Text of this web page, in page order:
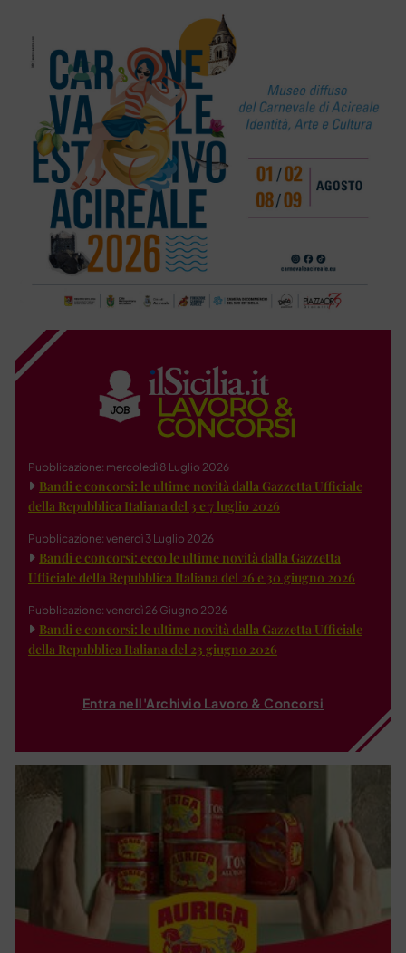
Pubblicazione: mercoledì 8 Luglio 2026
Bandi e concorsi: le ultime novità dalla Gazzetta Ufficiale
della Repubblica Italiana del 3 e 7 luglio 2026
Pubblicazione: venerdì 3 Luglio 2026
Bandi e concorsi: ecco le ultime novità dalla Gazzetta
Ufficiale della Repubblica Italiana del 26 e 30 giugno 2026
Pubblicazione: venerdì 26 Giugno 2026
Bandi e concorsi: le ultime novità dalla Gazzetta Ufficiale
della Repubblica Italiana del 23 giugno 2026
Entra nell'Archivio Lavoro & Concorsi